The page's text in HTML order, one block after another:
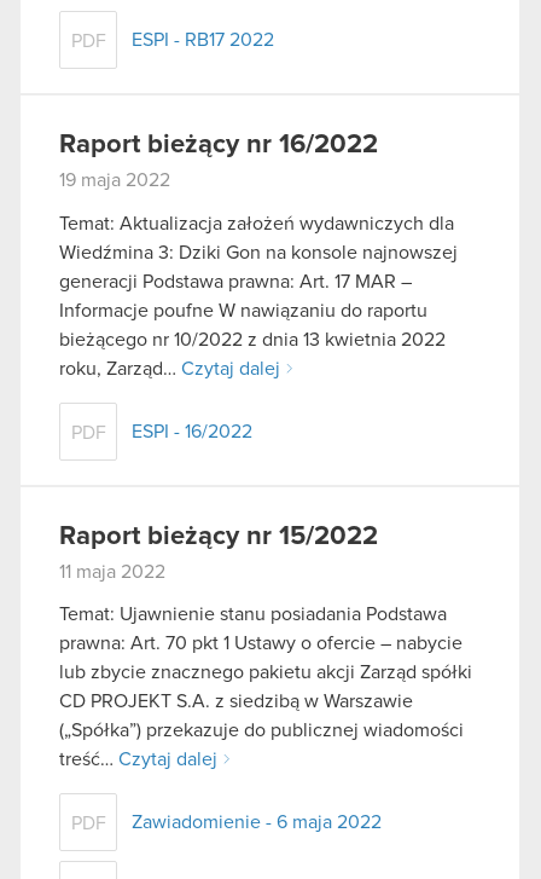
PDF ESPI - RB17 2022
Raport bieżący nr 16/2022
19 maja 2022
Temat: Aktualizacja założeń wydawniczych dla
Wiedźmina 3: Dziki Gon na konsole najnowszej
generacji Podstawa prawna: Art. 17 MAR –
Informacje poufne W nawiązaniu do raportu
bieżącego nr 10/2022 z dnia 13 kwietnia 2022
roku, Zarząd… Czytaj dalej
PDF ESPI - 16/2022
Raport bieżący nr 15/2022
11 maja 2022
Temat: Ujawnienie stanu posiadania Podstawa
prawna: Art. 70 pkt 1 Ustawy o ofercie – nabycie
lub zbycie znacznego pakietu akcji Zarząd spółki
CD PROJEKT S.A. z siedzibą w Warszawie
(„Spółka”) przekazuje do publicznej wiadomości
treść… Czytaj dalej
PDF Zawiadomienie - 6 maja 2022